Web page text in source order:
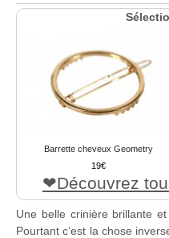
Barrette cheveux Geometry
19
Découvrez
Une belle crinière brillante
Pourtant c’est la chose